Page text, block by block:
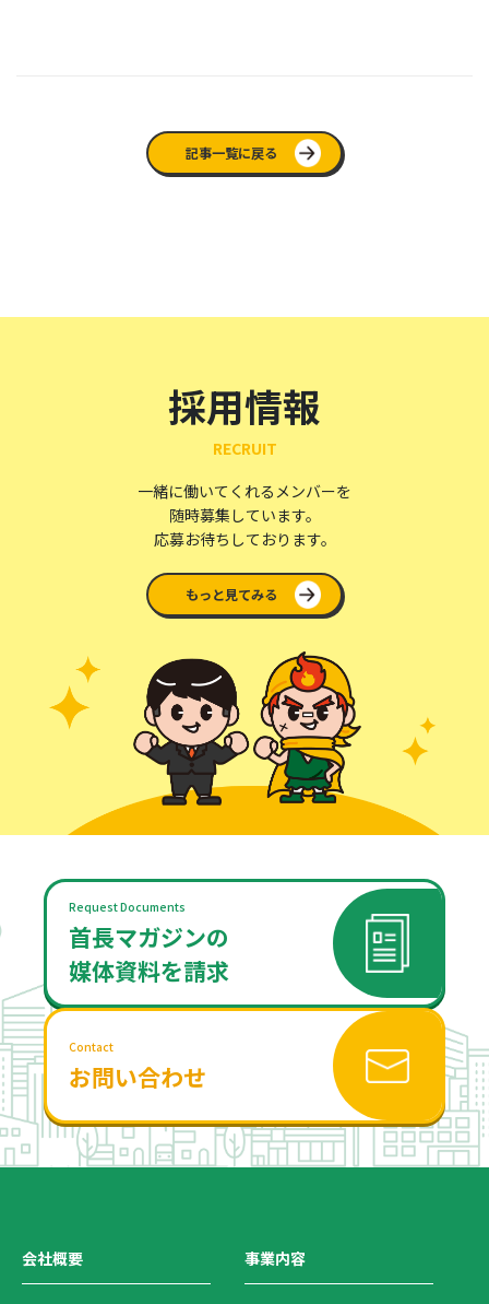
記事一覧に戻る
採用情報
RECRUIT
一緒に働いてくれるメンバーを
随時募集しています。
応募お待ちしております。
もっと見てみる
Request Documents
首長マガジンの
媒体資料を請求
Contact
お問い合わせ
会社概要 事業内容